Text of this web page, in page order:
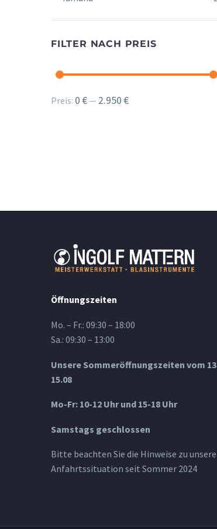
FILTER NACH PREIS
Min.
Max.
Preis: 0 €— 2.950 €
Öffnungszeiten
Mo. – Fr.: 09:30 – 18:00
Sa.: 09:30 – 13:00
Unsere Sommeröffnungszeiten vom
15.08
Mo-Fr: 10-12 Uhr und 15-18 Uhr
Samstags geschlossen
Bitte beachten Sie die Hinweise zu
Anfahrtssituation seit Sommer 2024